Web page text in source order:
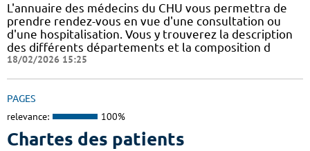
L'annuaire des médecins du CHU vous permettra de
prendre rendez-vous en vue d'une consultation ou
d'une hospitalisation. Vous y trouverez la description
des différents départements et la composition d
18/02/2026 15:25
PAGES
relevance: 100%
Chartes des patients